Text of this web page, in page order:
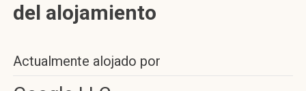
del alojamiento
Actualmente alojado por